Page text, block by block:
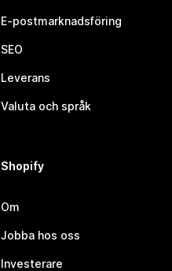
E-postmarknadsföring
SEO
Leverans
Valuta och språk
Shopify
Om
Jobba hos oss
Investerare